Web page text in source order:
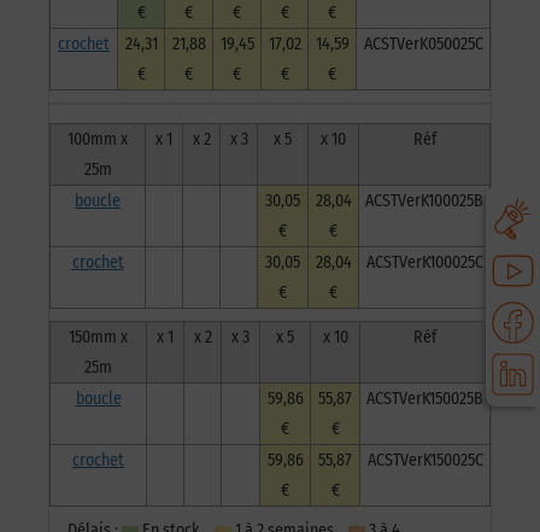
€
€
€
€
€
crochet
24,31
€
21,88
€
19,45
€
17,02
€
14,59
€
ACSTVerK050025C
100mm x
25m
x 1 x 2 x 3 x 5 x 10 Réf
boucle
30,05
€
28,04
€
ACSTVerK100025B
crochet
30,05
€
28,04
€
ACSTVerK100025C
150mm x
25m
x 1 x 2 x 3 x 5 x 10 Réf
boucle
59,86
€
55,87
€
ACSTVerK150025B
crochet
59,86
€
55,87
€
ACSTVerK150025C